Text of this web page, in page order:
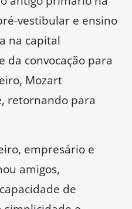
vestibular e ensino
na capital
da convocação para
Mozart
retornando para
empresário e
amigos,
de